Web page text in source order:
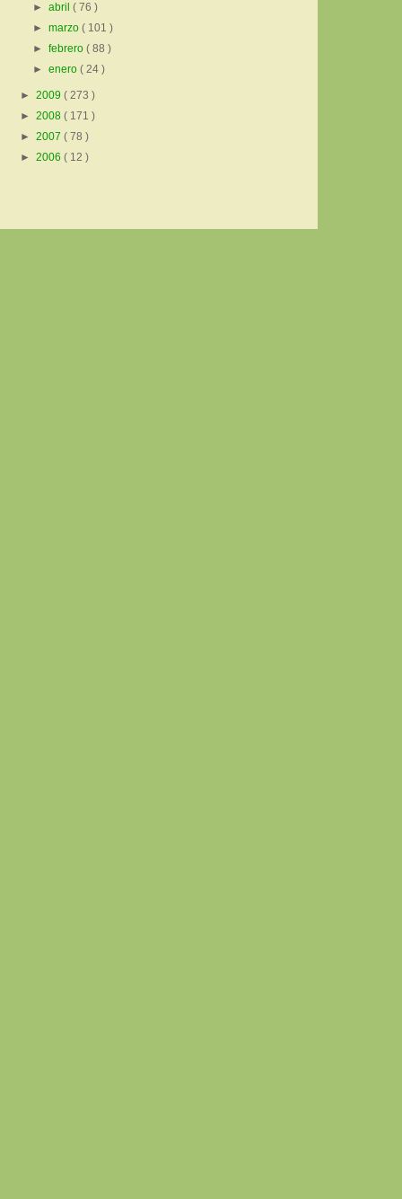
►abril( 76 )
►marzo( 101 )
►febrero( 88 )
►enero( 24 )
► 2009 ( 273 )
► 2008 ( 171 )
► 2007 ( 78 )
► 2006 ( 12 )